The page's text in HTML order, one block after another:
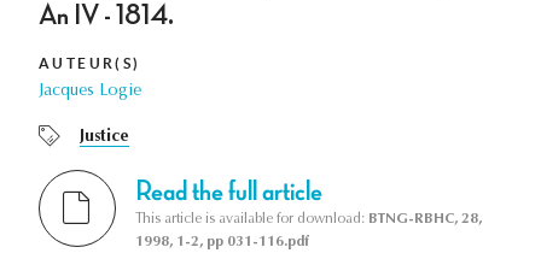
An IV - 1814.
AUTEUR(S)
Jacques Logie
Justice
Read the full article
This article is available for download: BTNG-RBHC, 28,
1998, 1-2, pp 031-116.pdf